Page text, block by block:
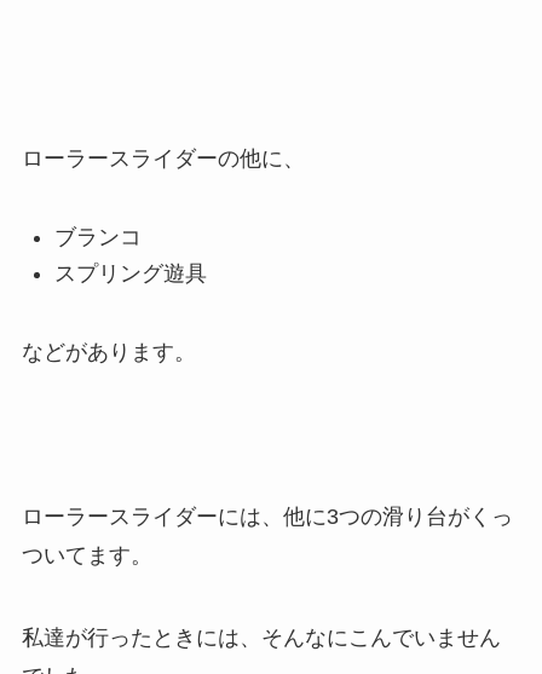
ローラースライダーの他に、
ブランコ
スプリング遊具
などがあります。
ローラースライダーには、他に3つの滑り台がくっ
ついてます。
私達が行ったときには、そんなにこんでいません